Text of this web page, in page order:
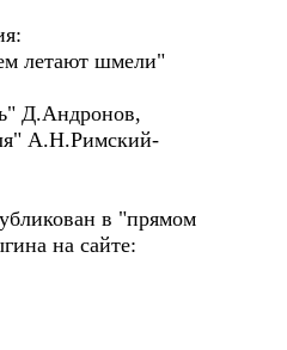
шмели"
в "прямом
на сайте: